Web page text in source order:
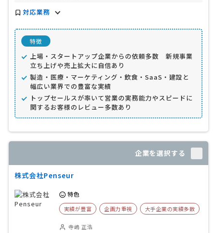
対応業務
特徴
上場・スタートアップ企業からの依頼多数 新規事業
立ち上げや売上拡大に自信あり
製造・医療・マーケティング・飲食・SaaS・建設と
幅広い業界での豊富な実績
トップセールスが率いて営業の実務能力やスピードに
関するお客様のレビュー多数あり
企業を選択する
株式会社Penseur
特色
実績が豊富 企画力重視 大手企業の実績多数
寺嶋 正浩